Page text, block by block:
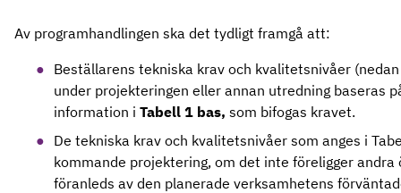
Av programhandlingen ska det tydligt framgå att:
Beställarens tekniska krav och kvalitetsnivåer
under projekteringen eller annan utredning baseras
information i Tabell 1 bas, som bifogas kravet.
De tekniska krav och kvalitetsnivåer som anges i
kommande projektering, om det inte föreligger andra
föranleds av den planerade verksamhetens